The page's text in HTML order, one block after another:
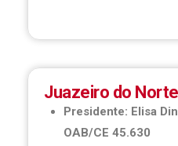
Juazeiro do Norte
Presidente: Elisa
OAB/CE 45.630